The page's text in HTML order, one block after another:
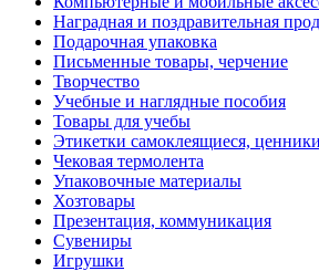
Наградная и поздравительная
Подарочная упаковка
Письменные товары, черчение
Творчество
Учебные и наглядные пособия
Товары для учебы
Этикетки самоклеящиеся, ценники
Чековая термолента
Упаковочные материалы
Хозтовары
Презентация, коммуникация
Сувениры
Игрушки